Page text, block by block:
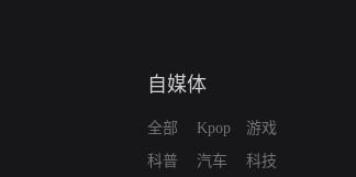
自媒体
全部
科普
Kpop
汽车
游戏
科技